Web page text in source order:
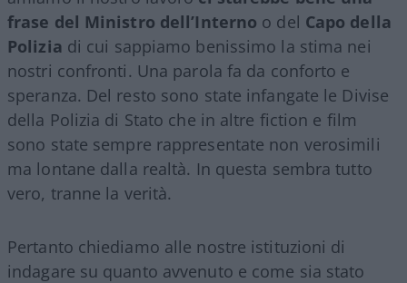
frase del Ministro dell’Interno o del Capo della
Polizia di cui sappiamo benissimo la stima nei
nostri confronti. Una parola fa da conforto e
speranza. Del resto sono state infangate le Divise
della Polizia di Stato che in altre fiction e film
sono state sempre rappresentate non verosimili
ma lontane dalla realtà. In questa sembra tutto
vero, tranne la verità.
Pertanto chiediamo alle nostre istituzioni di
indagare su quanto avvenuto e come sia stato